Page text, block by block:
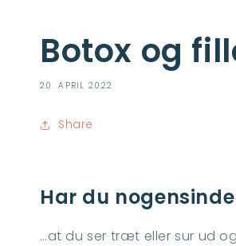
Botox og
20. APRIL 2022
Share
Har du
…at du ser træt eller sur ud